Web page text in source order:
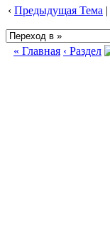
‹ Предыдущая Тема |
« Главная ‹ Раздел